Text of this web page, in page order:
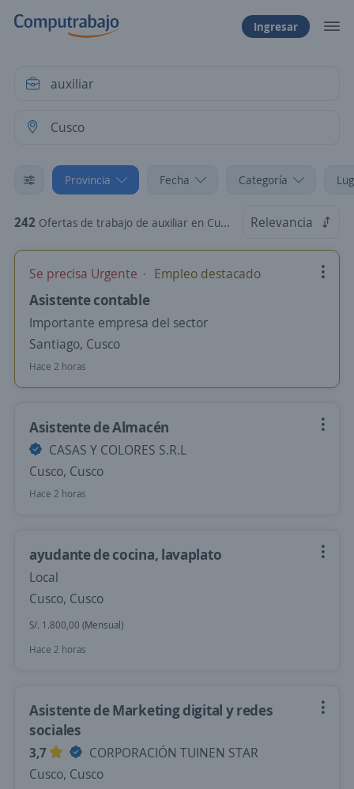
Ingresar
Provincia Fecha Categoría
242 Ofertas de trabajo de auxiliar en Cusco Relevancia
Se precisa Urgente Empleo destacado
Asistente contable
Importante empresa del sector
Santiago, Cusco
Hace 2 horas
Asistente de Almacén
CASAS Y COLORES S.R.L
Cusco, Cusco
Hace 2 horas
ayudante de cocina, lavaplato
Local
Cusco, Cusco
S/. 1.800,00 (Mensual)
Hace 2 horas
Asistente de Marketing digital y redes
sociales
3,7
CORPORACIÓN TUINEN STAR
Cusco, Cusco